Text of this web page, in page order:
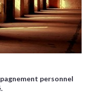
personnel